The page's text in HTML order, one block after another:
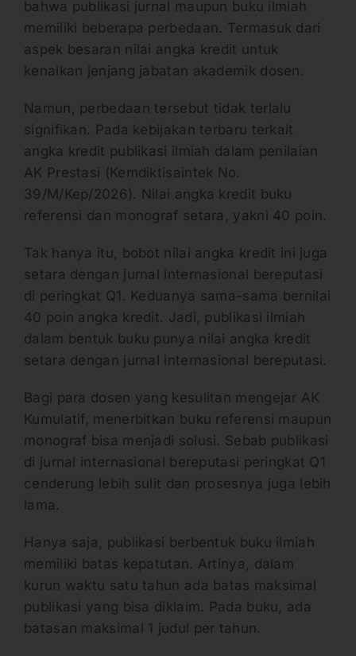
bahwa publikasi jurnal maupun buku ilmiah
memiliki beberapa perbedaan. Termasuk dari
aspek besaran nilai angka kredit untuk
kenaikan jenjang jabatan akademik dosen.
Namun, perbedaan tersebut tidak terlalu
signifikan. Pada kebijakan terbaru terkait
angka kredit publikasi ilmiah dalam penilaian
AK Prestasi (Kemdiktisaintek No.
39/M/Kep/2026). Nilai angka kredit buku
referensi dan monograf setara, yakni 40 poin.
Tak hanya itu, bobot nilai angka kredit ini juga
setara dengan jurnal internasional bereputasi
di peringkat Q1. Keduanya sama-sama bernilai
40 poin angka kredit. Jadi, publikasi ilmiah
dalam bentuk buku punya nilai angka kredit
setara dengan jurnal internasional bereputasi.
Bagi para dosen yang kesulitan mengejar AK
Kumulatif, menerbitkan buku referensi maupun
monograf bisa menjadi solusi. Sebab publikasi
di jurnal internasional bereputasi peringkat Q1
cenderung lebih sulit dan prosesnya juga lebih
lama.
Hanya saja, publikasi berbentuk buku ilmiah
memiliki batas kepatutan. Artinya, dalam
kurun waktu satu tahun ada batas maksimal
publikasi yang bisa diklaim. Pada buku, ada
batasan maksimal 1 judul per tahun.